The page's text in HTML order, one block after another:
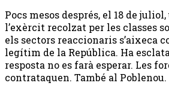
Pocs mesos després, el 18 de
l’exèrcit recolzat per les classes
els sectors reaccionaris s’aixeca
legítim de la República. Ha
resposta no es farà esperar. Les
contrataquen. També al Poblenou.